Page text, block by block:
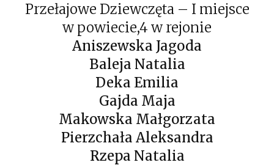
Przełajowe Dziewczęta – I miejsce
w powiecie,4 w rejonie
Aniszewska Jagoda
Baleja Natalia
Deka Emilia
Gajda Maja
Makowska Małgorzata
Pierzchała Aleksandra
Rzepa Natalia